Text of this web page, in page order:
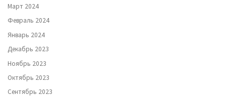
Март 2024
Февраль 2024
Январь 2024
Декабрь 2023
Ноябрь 2023
Октябрь 2023
Сентябрь 2023